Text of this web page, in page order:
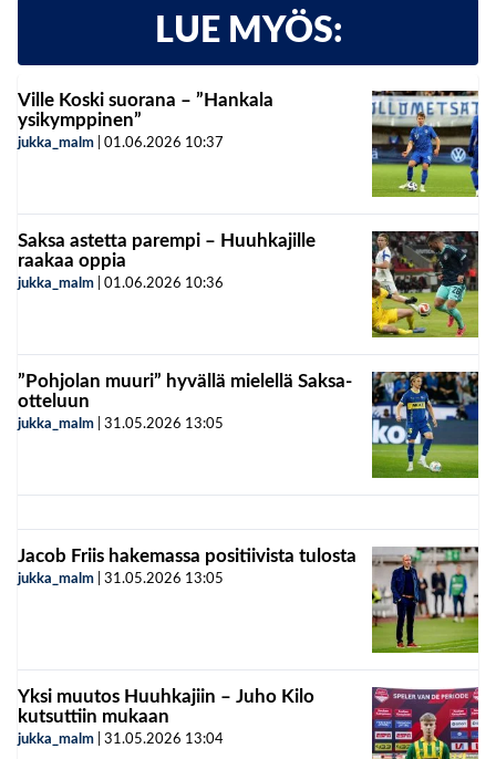
LUE MYÖS:
Ville Koski suorana – ”Hankala
ysikymppinen”
jukka_malm 01.06.2026 10:37
Saksa astetta parempi – Huuhkajille
raakaa oppia
jukka_malm 01.06.2026 10:36
”Pohjolan muuri” hyvällä mielellä Saksa-
otteluun
jukka_malm 31.05.2026 13:05
Jacob Friis hakemassa positiivista tulosta
jukka_malm 31.05.2026 13:05
Yksi muutos Huuhkajiin – Juho Kilo
kutsuttiin mukaan
jukka_malm 31.05.2026 13:04